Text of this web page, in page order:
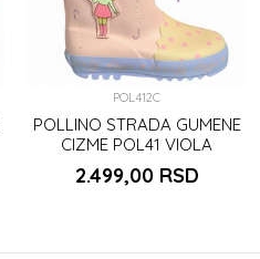
POL412C
POLLINO STRADA GUMENE
CIZME POL41 VIOLA
2.499,00 RSD